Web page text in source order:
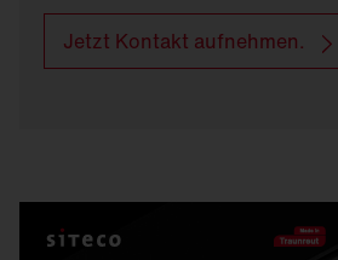
Jetzt Kontakt aufnehmen.